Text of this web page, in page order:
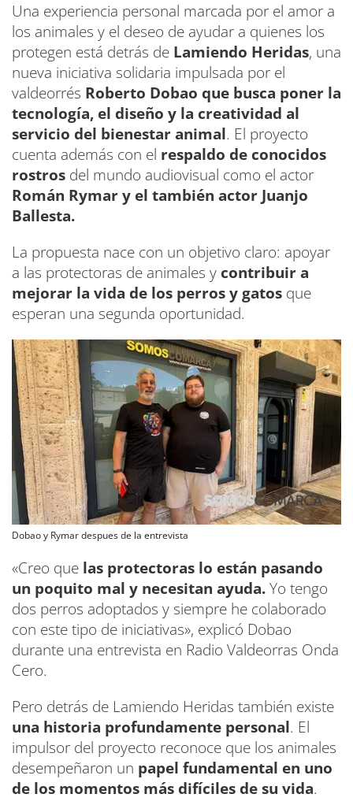
Una experiencia personal marcada por el amor a
los animales y el deseo de ayudar a quienes los
protegen está detrás de Lamiendo Heridas, una
nueva iniciativa solidaria impulsada por el
valdeorrés Roberto Dobao que busca poner la
tecnología, el diseño y la creatividad al
servicio del bienestar animal. El proyecto
cuenta además con el respaldo de conocidos
rostros del mundo audiovisual como el actor
Román Rymar y el también actor Juanjo
Ballesta.
La propuesta nace con un objetivo claro: apoyar
a las protectoras de animales y contribuir a
mejorar la vida de los perros y gatos que
esperan una segunda oportunidad.
Dobao y Rymar despues de la entrevista
«Creo que las protectoras lo están pasando
un poquito mal y necesitan ayuda.Yo tengo
dos perros adoptados y siempre he colaborado
con este tipo de iniciativas», explicó Dobao
durante una entrevista en Radio Valdeorras Onda
Cero.
Pero detrás de Lamiendo Heridas también existe
una historia profundamente personal. El
impulsor del proyecto reconoce que los animales
desempeñaron un papel fundamental en uno
de los momentos más difíciles de su vida.